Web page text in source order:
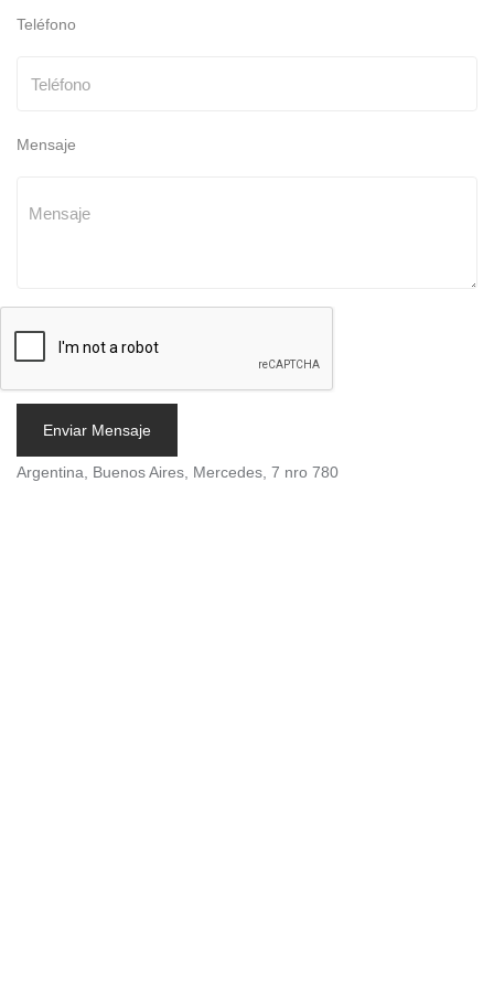
Teléfono
Mensaje
Enviar Mensaje
Argentina, Buenos Aires, Mercedes, 7 nro 780